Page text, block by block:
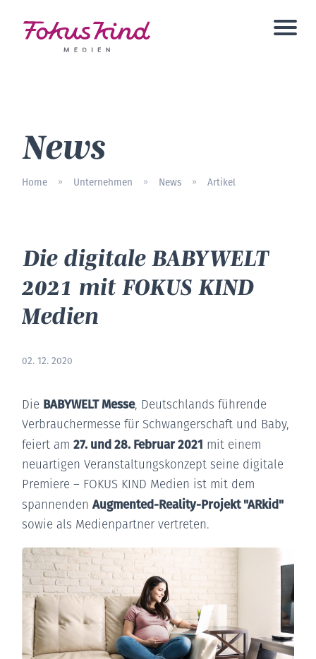
News
Home » Unternehmen » News » Artikel
Die digitale BABYWELT
2021 mit FOKUS KIND
Medien
02. 12. 2020
Die BABYWELT Messe, Deutschlands führende
Verbrauchermesse für Schwangerschaft und Baby,
feiert am27. und 28. Februar 2021 mit einem
neuartigen Veranstaltungskonzept seine digitale
Premiere – FOKUS KIND Medien ist mit dem
spannendenAugmented-Reality-Projekt "ARkid"
sowie als Medienpartner vertreten.